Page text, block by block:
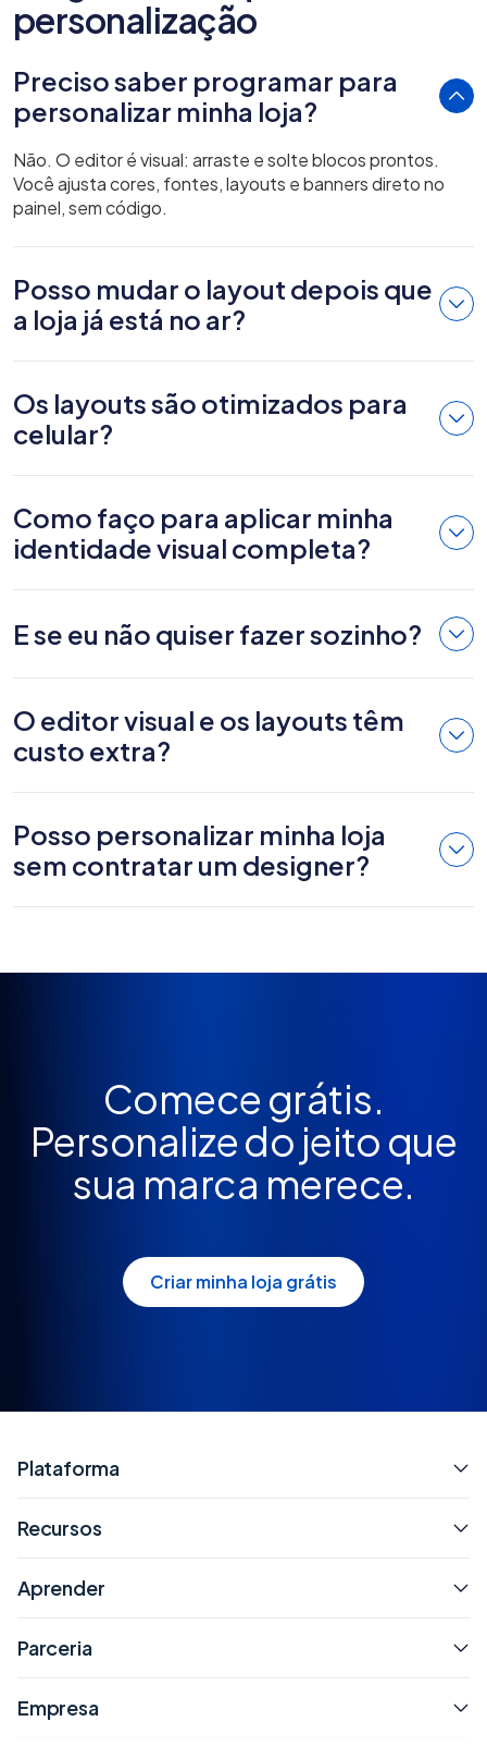
personalização
Preciso saber programar para
personalizar minha loja?
Não. O editor é visual: arraste e solte blocos prontos.
Você ajusta cores, fontes, layouts e banners direto no
painel, sem código.
Posso mudar o layout depois que
a loja já está no ar?
Os layouts são otimizados para
celular?
Como faço para aplicar minha
identidade visual completa?
E se eu não quiser fazer sozinho?
O editor visual e os layouts têm
custo extra?
Posso personalizar minha loja
sem contratar um designer?
Comece grátis.
Personalize do jeito que
sua marca merece.
Criar minha loja grátis
Plataforma
Recursos
Aprender
Parceria
Empresa